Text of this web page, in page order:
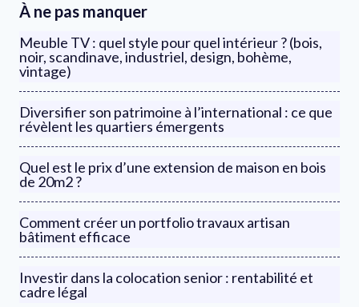
À ne pas manquer
Meuble TV : quel style pour quel intérieur ? (bois,
noir, scandinave, industriel, design, bohème,
vintage)
Diversifier son patrimoine à l’international : ce que
révèlent les quartiers émergents
Quel est le prix d’une extension de maison en bois
de 20m2 ?
Comment créer un portfolio travaux artisan
bâtiment efficace
Investir dans la colocation senior : rentabilité et
cadre légal